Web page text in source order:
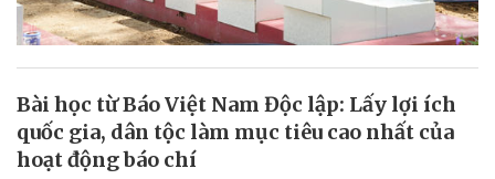
Bài học từ Báo Việt Nam Độc lập: Lấy lợi ích
quốc gia, dân tộc làm mục tiêu cao nhất của
hoạt động báo chí